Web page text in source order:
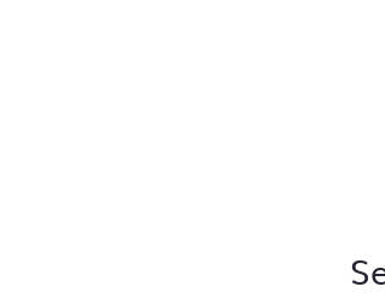
de nuestro día a día y que la producción